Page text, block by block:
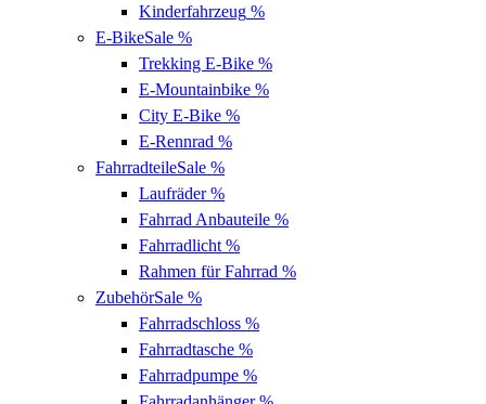
Kinderfahrzeug %
E-BikeSale %
Trekking E-Bike %
E-Mountainbike %
City E-Bike %
E-Rennrad %
FahrradteileSale %
Laufräder%
Fahrrad Anbauteile %
Fahrradlicht %
Rahmen für Fahrrad %
ZubehörSale %
Fahrradschloss %
Fahrradtasche %
Fahrradpumpe %